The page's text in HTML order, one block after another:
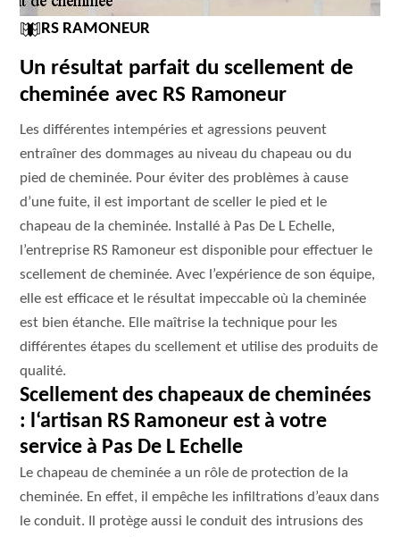
RS RAMONEUR
Un résultat parfait du scellement de
cheminée avec RS Ramoneur
Les différentes intempéries et agressions peuvent
entraîner des dommages au niveau du chapeau ou du
pied de cheminée. Pour éviter des problèmes à cause
d’une fuite, il est important de sceller le pied et le
chapeau de la cheminée. Installé à Pas De L Echelle,
l’entreprise RS Ramoneur est disponible pour effectuer le
scellement de cheminée. Avec l’expérience de son équipe,
elle est efficace et le résultat impeccable où la cheminée
est bien étanche. Elle maîtrise la technique pour les
différentes étapes du scellement et utilise des produits de
qualité.
Scellement des chapeaux de cheminées
: l‘artisan RS Ramoneur est à votre
service à Pas De L Echelle
Le chapeau de cheminée a un rôle de protection de la
cheminée. En effet, il empêche les infiltrations d’eaux dans
le conduit. Il protège aussi le conduit des intrusions des